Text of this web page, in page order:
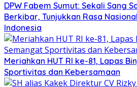
DPW Fabem Sumut: Sekali Sang
Berkibar, Tunjukkan Rasa
Indonesia
Meriahkan HUT RI ke-81, Lapas
Sportivitas dan Kebersamaan